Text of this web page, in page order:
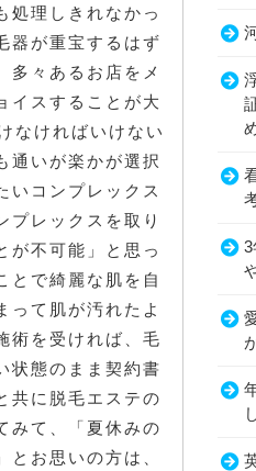
処理しきれなかっ
器が重宝するはず
多々あるお店をメ
イスすることが大
なければいけない
通いが楽かが選択
いコンプレックス
プレックスを取り
が不可能」と思っ
とで綺麗な肌を自
って肌が汚れたよ
術を受ければ、毛
状態のまま契約書
共に脱毛エステの
みて、「夏休みの
お思いの方は、
3